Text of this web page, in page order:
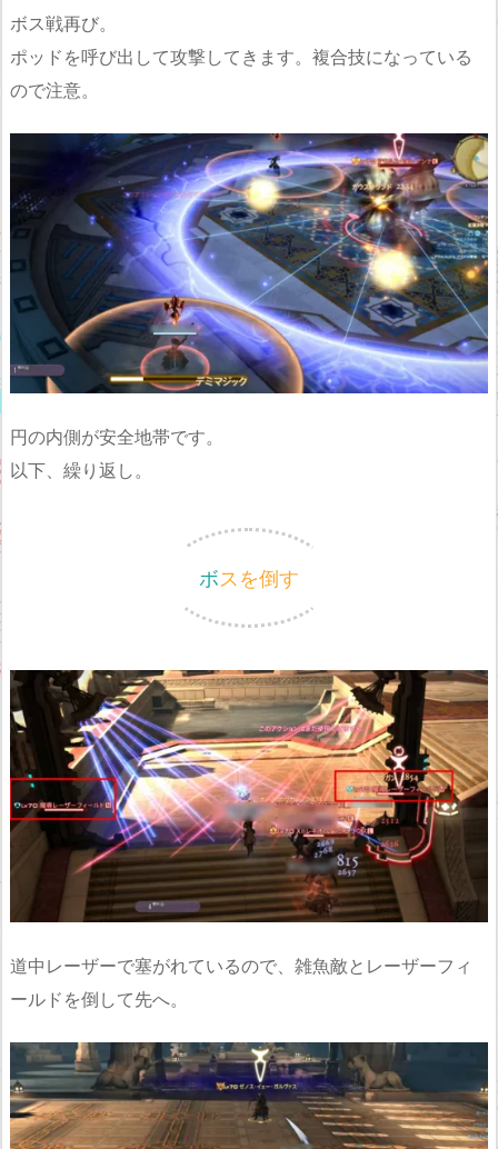
ボス戦再び。
ポッドを呼び出して攻撃してきます。複合技になっている
ので注意。
円の内側が安全地帯です。
以下、繰り返し。
ボスを倒す
道中レーザーで塞がれているので、雑魚敵とレーザーフィ
ールドを倒して先へ。